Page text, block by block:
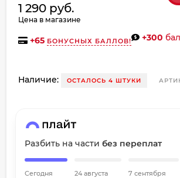
1 290 руб.
Цена в магазине
+65 БОНУСНЫХ БАЛЛОВ! +300
Наличие: ОСТАЛОСЬ 4 ШТУКИ
Разбить на части без переплат
Сегодня 24 августа 7 сентября
25
8 800 302-02-51